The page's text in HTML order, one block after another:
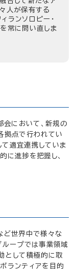
人が保有する
ランソロピー・
常に問い直しま
において、新規の
拠点で行われてい
適宜連携していま
に進捗を把握し、
ど世界中で様々な
ループでは事業領域
として積極的に取
ランティアを目的